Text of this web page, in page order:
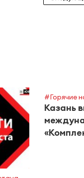
#Горячие
Казань